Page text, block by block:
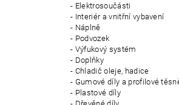
Elektrosoučásti
Interiér a vnitřní vybavení
Náplně
Podvozek
Výfukový systém
Doplňky
Chladič oleje, hadice
Gumové díly a profilové
Plastové díly